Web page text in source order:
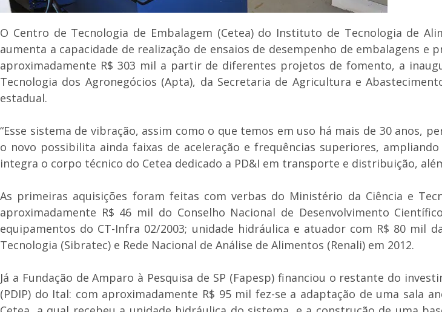
O Centro de Tecnologia de Embalagem (Cetea) do Instituto de Tecnologia de
aumenta a capacidade de realização de ensaios de desempenho de
aproximadamente R$ 303 mil a partir de diferentes projetos de fomento, a
Tecnologia dos Agronegócios (Apta), da Secretaria de Agricultura e
estadual.
“Esse sistema de vibração, assim como o que temos em uso há mais de 30 anos,
o novo possibilita ainda faixas de aceleração e frequências superiores,
integra o corpo técnico do Cetea dedicado a PD&I em transporte e distribuição,
As primeiras aquisições foram feitas com verbas do Ministério da Ciência e
aproximadamente R$ 46 mil do Conselho Nacional de Desenvolvimento
equipamentos do CT-Infra 02/2003; unidade hidráulica e atuador com R$ 80 mil
Tecnologia (Sibratec) e Rede Nacional de Análise de Alimentos (Renali) em 2012.
Já a Fundação de Amparo à Pesquisa de SP (Fapesp) financiou o restante do
(PDIP) do Ital: com aproximadamente R$ 95 mil fez-se a adaptação de uma sala